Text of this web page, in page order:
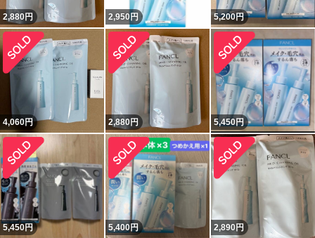
2,880円 2,950円 5,200円
4,060円 2,880円 5,450円
5,450円 5,400円 2,890円